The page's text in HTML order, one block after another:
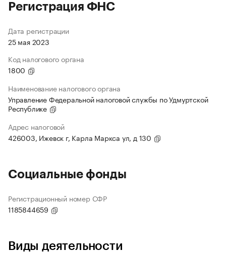
Регистрация ФНС
Дата регистрации
25 мая 2023
Код налогового органа
1800
Наименование налогового органа
Управление Федеральной налоговой службы по Удмуртской
Республике
Адрес налоговой
426003, Ижевск г, Карла Маркса ул, д 130
Социальные фонды
Регистрационный номер СФР
1185844659
Виды деятельности